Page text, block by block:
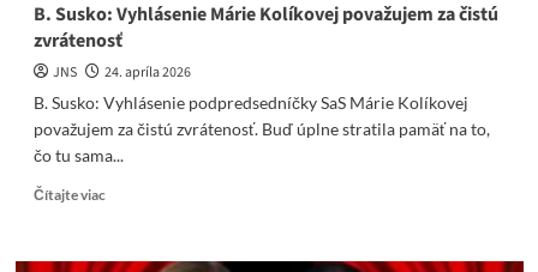
B. Susko: Vyhlásenie Márie Kolíkovej považujem za čistú
zvrátenosť
JNS
24. apríla 2026
B. Susko: Vyhlásenie podpredsedníčky SaS Márie Kolíkovej
považujem za čistú zvrátenosť. Buď úplne stratila pamäť na to,
čo tu sama...
Čítajte viacRead
B.